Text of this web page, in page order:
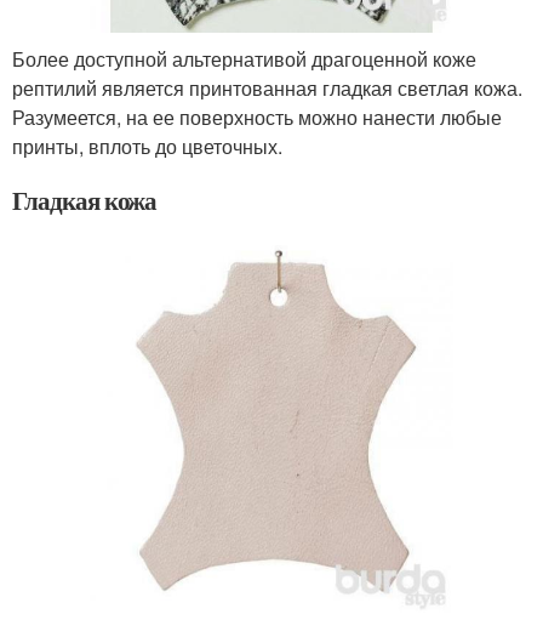
Более доступной альтернативой драгоценной коже
рептилий является принтованная гладкая светлая кожа.
Разумеется, на ее поверхность можно нанести любые
принты, вплоть до цветочных.
Гладкая кожа